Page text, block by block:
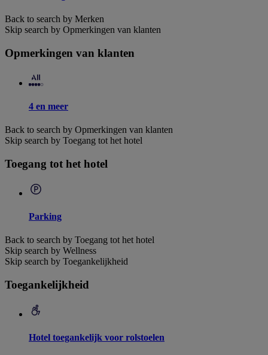
Back to search by Merken
Skip search by Opmerkingen van klanten
Opmerkingen van klanten
4 en meer
Back to search by Opmerkingen van klanten
Skip search by Toegang tot het hotel
Toegang tot het hotel
Parking
Back to search by Toegang tot het hotel
Skip search by Wellness
Skip search by Toegankelijkheid
Toegankelijkheid
Hotel toegankelijk voor rolstoelen